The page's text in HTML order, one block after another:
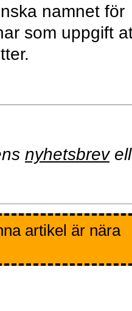
namnet för
som uppgift
nyhetsbrev
artikel är nära